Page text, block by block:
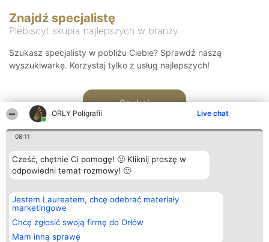
ORŁY Poligrafii Live chat
08:11
Cześć, chętnie Ci pomogę! 🙂 Kliknij proszę w
odpowiedni temat rozmowy! 🙂
Jestem Laureatem, chcę odebrać materiały
marketingowe
Chcę zgłosić swoją firmę do Orłów
Mam inną sprawę
Znajdź specjalistę
Plebiscyt skupia najlepszych w branży
Szukasz specjalisty w pobliżu Ciebie? Sprawdź naszą
wyszukiwarkę. Korzystaj tylko z usług najlepszych!
Szukaj
Organizator plebiscytu
Bright Side Solutions sp. z o.
o. sp. k.
ul. Ruska 22
Wrocław 50-079
KRS 0000749100 | Regon
Plebiscyt
Laureaci
wszystkich
Laureatów
Kontakt
Kontakt